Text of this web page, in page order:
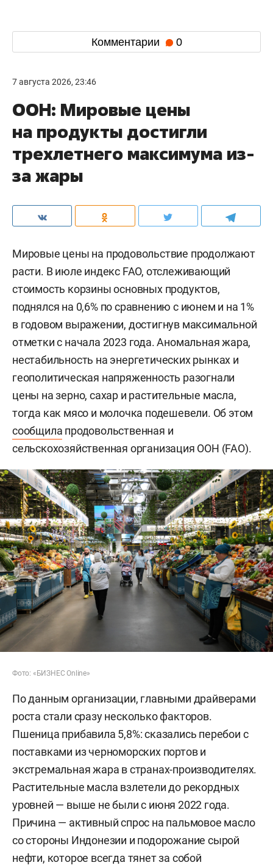
Комментарии 0
7 августа 2026, 23:46
ООН: Мировые цены
на продукты достигли
трехлетнего максимума из-
за жары
Мировые цены на продовольствие продолжают
расти. В июле индекс FAO, отслеживающий
стоимость корзины основных продуктов,
поднялся на 0,6% по сравнению с июнем и на 1%
в годовом выражении, достигнув максимальной
отметки с начала 2023 года. Аномальная жара,
нестабильность на энергетических рынках и
геополитическая напряженность разогнали
цены на зерно, сахар и растительные масла,
тогда как мясо и молочка подешевели. Об этом
сообщила продовольственная и
сельскохозяйственная организация ООН (FAO).
Фото: «БИЗНЕС Online»
По данным организации, главными драйверами
роста стали сразу несколько факторов.
Пшеница прибавила 5,8%: сказались перебои с
поставками из черноморских портов и
экстремальная жара в странах-производителях.
Растительные масла взлетели до рекордных
уровней — выше не были с июня 2022 года.
Причина — активный спрос на пальмовое масло
со стороны Индонезии и подорожание сырой
нефти, которое всегда тянет за собой